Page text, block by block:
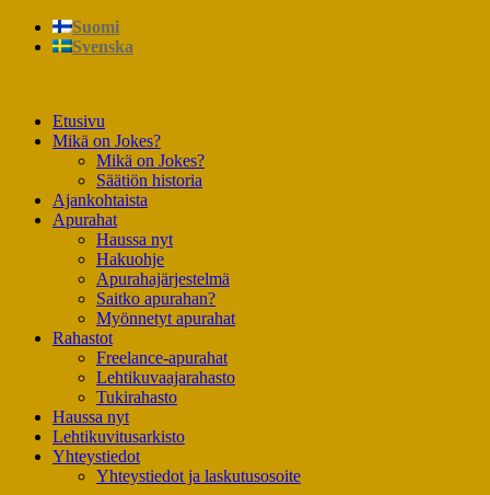
Suomi
Svenska
Etusivu
Mikä on Jokes?
Mikä on Jokes?
Säätiön historia
Ajankohtaista
Apurahat
Haussa nyt
Hakuohje
Apurahajärjestelmä
Saitko apurahan?
Myönnetyt apurahat
Rahastot
Freelance-apurahat
Lehtikuvaajarahasto
Tukirahasto
Haussa nyt
Lehtikuvitusarkisto
Yhteystiedot
Yhteystiedot ja laskutusosoite